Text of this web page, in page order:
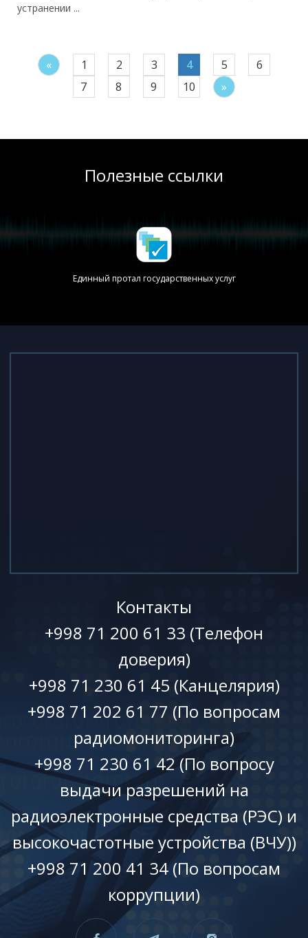
устранении ...
« 1 2 3 4 5
6
7
8 9 10 »
Полезные ссылки
Единный протал государственных услуг
Контакты
+998 71 200 61 33 (Телефон
доверия)
+998 71 230 61 45 (Канцелярия)
+998 71 202 61 77 (По вопросам
радиомониторинга)
+998 71 230 61 42 (По вопросу
выдачи разрешений на
радиоэлектронные средства (РЭС) и
высокочастотные устройства (ВЧУ))
+998 71 200 41 34 (По вопросам
коррупции)